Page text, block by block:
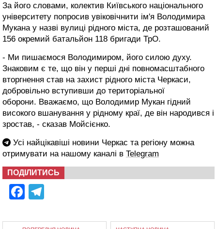
За його словами, колектив Київського національного
університету попросив увіковічнити ім'я Володимира
Мукана у назві вулиці рідного міста, де розташований
156 окремий батальйон 118 бригади ТрО.
- Ми пишаємося Володимиром, його силою духу.
Знаковим є те, що він у перші дні повномасштабного
вторгнення став на захист рідного міста Черкаси,
добровільно вступивши до територіальної
оборони. Вважаємо, що Володимир Мукан гідний
високого вшанування у рідному краї, де він народився і
зростав, - сказав Мойсієнко.
Усі найцікавіші новини Черкас та регіону можна
отримувати на нашому каналі в Telegram
ПОДІЛИТИСЬ
Facebook